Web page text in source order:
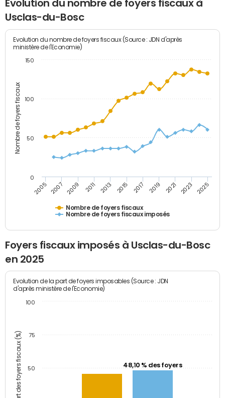
Evolution du nombre de foyers fiscaux à
Usclas-du-Bosc
Nombre de foyers fiscaux
Evolution du nombre de foyers fiscaux (Source : JDN d'après
ministère de l'Economie)
Nombre de foyers fiscaux
Nombre de foyers fiscaux imposés
2005 2007 2009 2011 2013 2015 2017 2019 2021 2023 2025
0
50
100
150
Foyers fiscaux imposés à Usclas-du-Bosc
en 2025
Part des foyers fiscaux (%)
Evolution de la part de foyers imposables (Source : JDN
d'après ministère de l'Economie)
48,10 % des foyers
50
75
100